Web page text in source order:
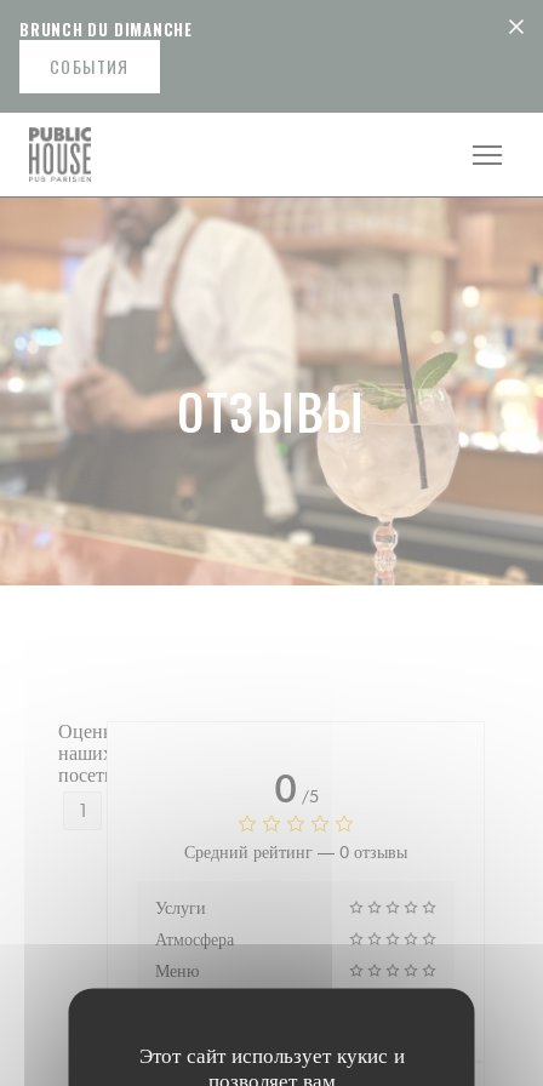
Этот сайт использует кукис и
позволяет вам
BRUNCH DU DIMANCHE
СОБЫТИЯ
ОТЗЫВЫ
Оценки
наших
посетителей
1
0 /5
Средний рейтинг — 0 отзывы
Услуги
Атмосфера
Меню